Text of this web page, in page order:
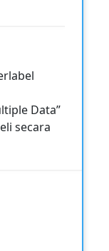
Data”
secara